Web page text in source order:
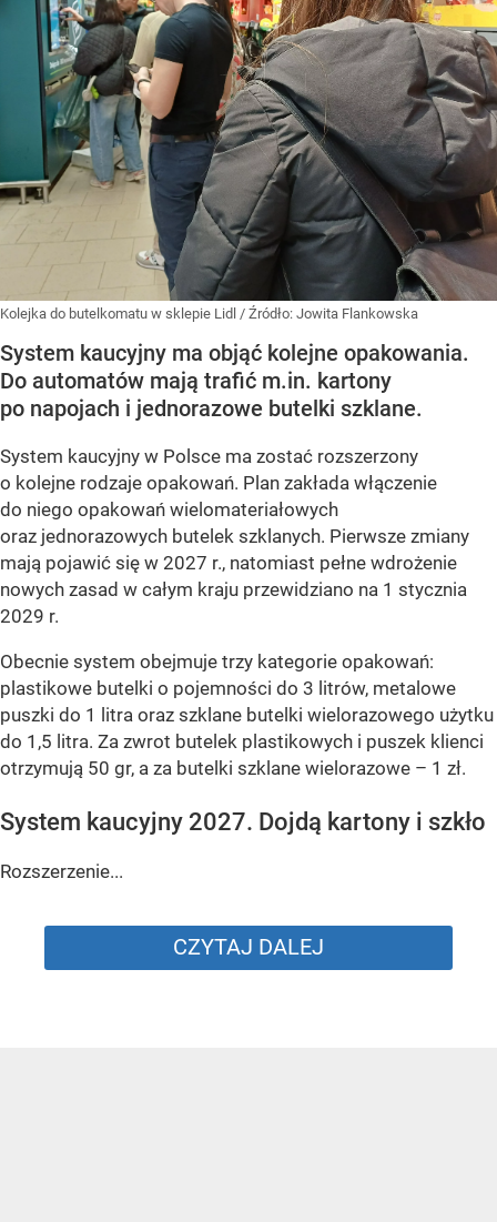
Kolejka do butelkomatu w sklepie Lidl / Źródło: Jowita Flankowska
System kaucyjny ma objąć kolejne opakowania.
Do automatów mają trafić m.in. kartony
po napojach i jednorazowe butelki szklane.
System kaucyjny w Polsce ma zostać rozszerzony
o kolejne rodzaje opakowań. Plan zakłada włączenie
do niego opakowań wielomateriałowych
oraz jednorazowych butelek szklanych. Pierwsze zmiany
mają pojawić się w 2027 r., natomiast pełne wdrożenie
nowych zasad w całym kraju przewidziano na 1 stycznia
2029 r.
Obecnie system obejmuje trzy kategorie opakowań:
plastikowe butelki o pojemności do 3 litrów, metalowe
puszki do 1 litra oraz szklane butelki wielorazowego użytku
do 1,5 litra. Za zwrot butelek plastikowych i puszek klienci
otrzymują 50 gr, a za butelki szklane wielorazowe – 1 zł.
System kaucyjny 2027. Dojdą kartony i szkło
Rozszerzenie...
CZYTAJ DALEJ